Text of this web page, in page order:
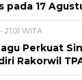
pada 17
21:01 WITA
Perkuat
Rakorwil